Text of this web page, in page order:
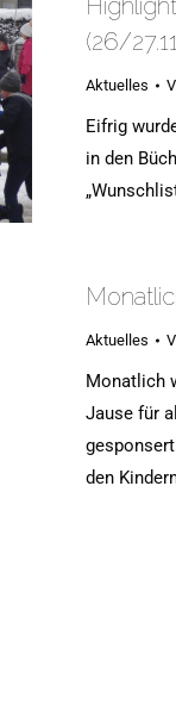
(26/
Aktuelles
Eifrig
in den
Aktuelles
Monatlich
Jause für
den